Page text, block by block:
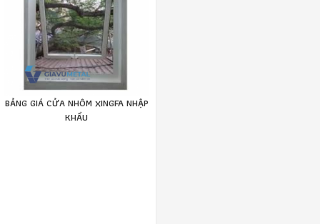
BẢNG GIÁ CỬA NHÔM XINGFA NHẬP
KHẨU